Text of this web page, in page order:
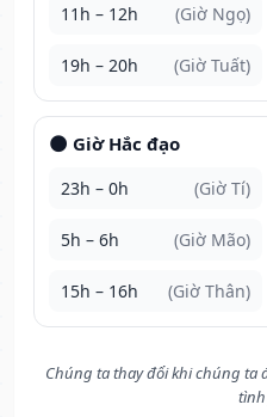
11h – 12h (Giờ Ngọ)
19h – 20h (Giờ Tuất)
🌑 Giờ Hắc đạo
23h – 0h (Giờ Tí)
5h – 6h (Giờ Mão)
15h – 16h (Giờ Thân)
Chúng ta thay đổi khi chúng ta
tình